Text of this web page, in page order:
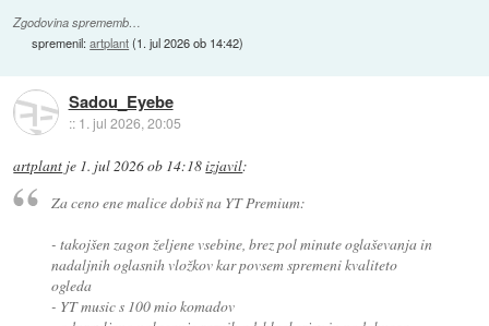
Zgodovina sprememb…
spremenil:artplant(1. jul 2026 ob 14:42)
Sadou_Eyebe
:: 1. jul 2026, 20:05
artplant je 1. jul 2026 ob 14:18izjavil:
Za ceno ene malice dobiš na YT Premium:
- takojšen zagon željene vsebine, brez pol minute oglaševanja in
nadaljnih oglasnih vložkov kar povsem spremeni kvaliteto
ogleda
- YT music s 100 mio komadov